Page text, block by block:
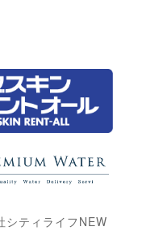
シティライフNEW